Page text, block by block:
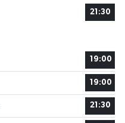
21:30
19:00
19:00
21:30